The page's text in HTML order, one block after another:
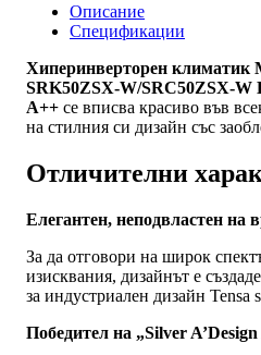
Описание
Спецификации
Хиперинверторен климатик
SRK50ZSX-W/SRC50ZSX-W
A++ се вписва красиво във
на стилния си дизайн със
Отличителни
Елегантен, неподвластен на
За да отговори на широк
изисквания, дизайнът е
за индустриален дизайн
Победител на „Silver